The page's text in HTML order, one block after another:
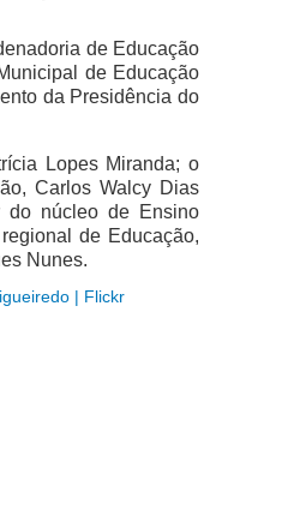
de Educação
de Educação
da Presidência do
Lopes Miranda; o
Carlos Walcy Dias
do núcleo de Ensino
de Educação,
Nunes.
| Flickr